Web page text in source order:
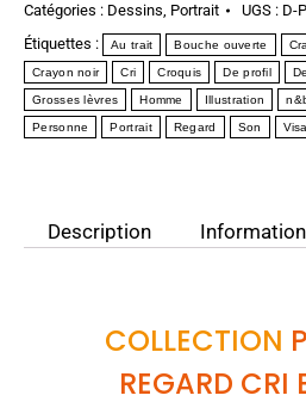
Catégories : Dessins, Portrait UGS : D-
Étiquettes :
Au trait Bouche ouverte
Crayon noir Cri Croquis De profil
Grosses lèvres Homme Illustration
Personne Portrait Regard Son
Description
COLLECTION
REGARD CRI